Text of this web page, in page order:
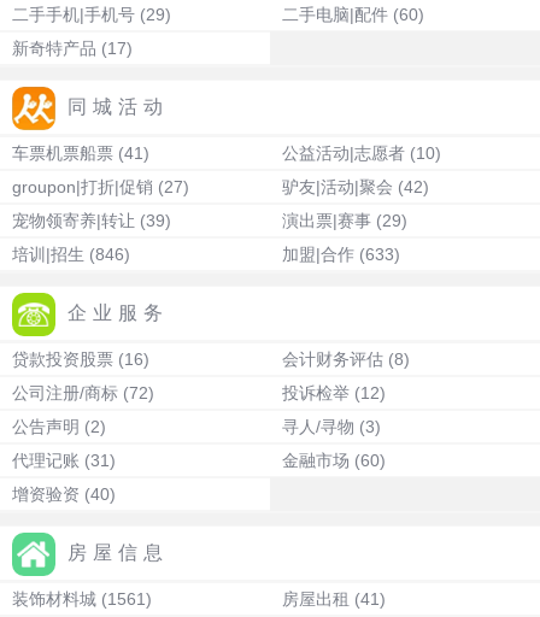
二手手机|手机号 (29) 二手电脑|配件 (60)
新奇特产品 (17)
同城活动
车票机票船票 (41) 公益活动|志愿者 (10)
groupon|打折|促销 (27) 驴友|活动|聚会 (42)
宠物领寄养|转让 (39) 演出票|赛事 (29)
培训|招生 (846) 加盟|合作 (633)
企业服务
贷款投资股票 (16) 会计财务评估 (8)
公司注册/商标 (72) 投诉检举 (12)
公告声明 (2) 寻人/寻物 (3)
代理记账 (31) 金融市场 (60)
增资验资 (40)
房屋信息
装饰材料城 (1561) 房屋出租 (41)